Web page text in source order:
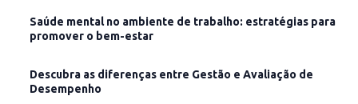
Saúde mental no ambiente de trabalho: estratégias para
promover o bem-estar
Descubra as diferenças entre Gestão e Avaliação de
Desempenho